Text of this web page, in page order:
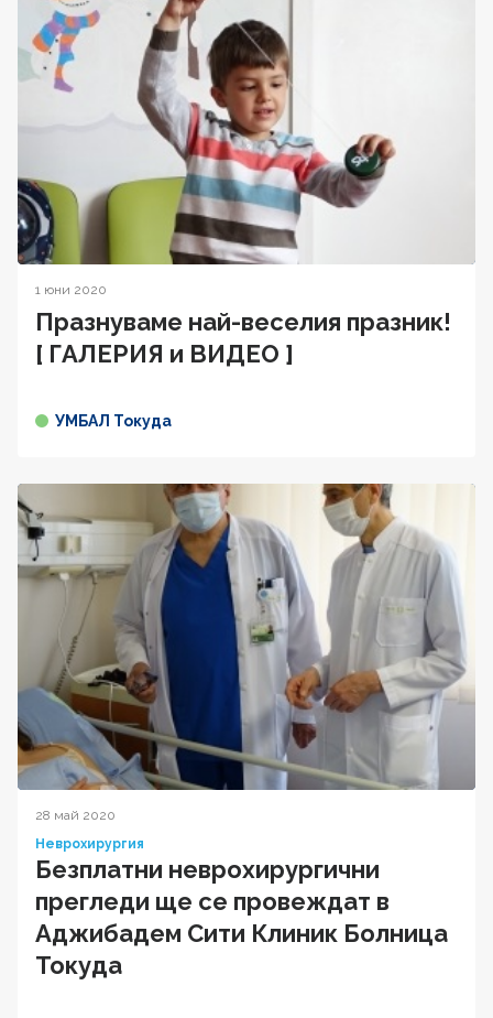
1 юни 2020
Празнуваме най-веселия празник!
[ ГАЛЕРИЯ и ВИДЕО ]
УМБАЛ Токуда
28 май 2020
Неврохирургия
Безплатни неврохирургични
прегледи ще се провеждат в
Аджибадем Сити Клиник Болница
Токуда